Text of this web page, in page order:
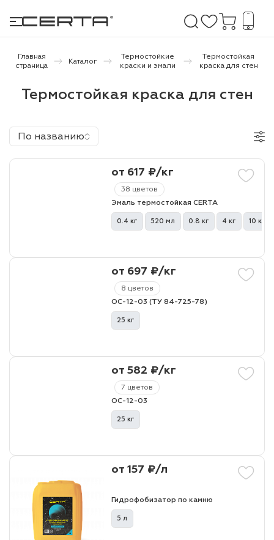
покрытия
Главная
страница
Каталог
Термостойкие
краски и эмали
Термостойкая
краска для стен
Термостойкая краска для стен
По названию
38 цветов
от 617 ₽/кг
Эмаль термостойкая CERTA
0.4 кг 520 мл 0.8 кг 4 кг 10 кг
8 цветов
от 697 ₽/кг
ОС-12-03 (ТУ 84-725-78)
25 кг
7 цветов
от 582 ₽/кг
ОС-12-03
25 кг
от 157 ₽/л
Гидрофобизатор по камню
5 л